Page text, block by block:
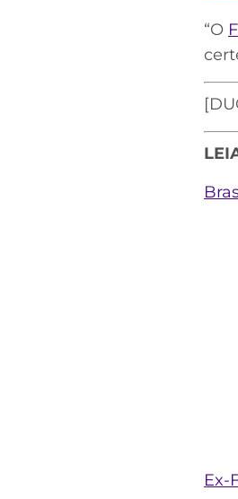
“O
Ex-